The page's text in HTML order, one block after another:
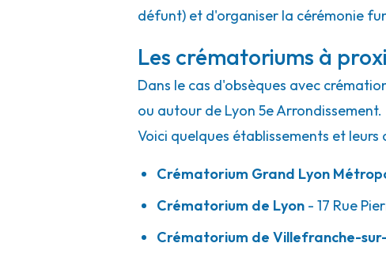
défunt) et d'organiser la cérémonie
Les crématoriums à
Dans le cas d'obsèques avec
ou autour de Lyon 5e Arrondissement.
Voici quelques établissements et
Crématorium Grand Lyon
Crématorium de Lyon - 17 Rue
Crématorium de Villefranche-